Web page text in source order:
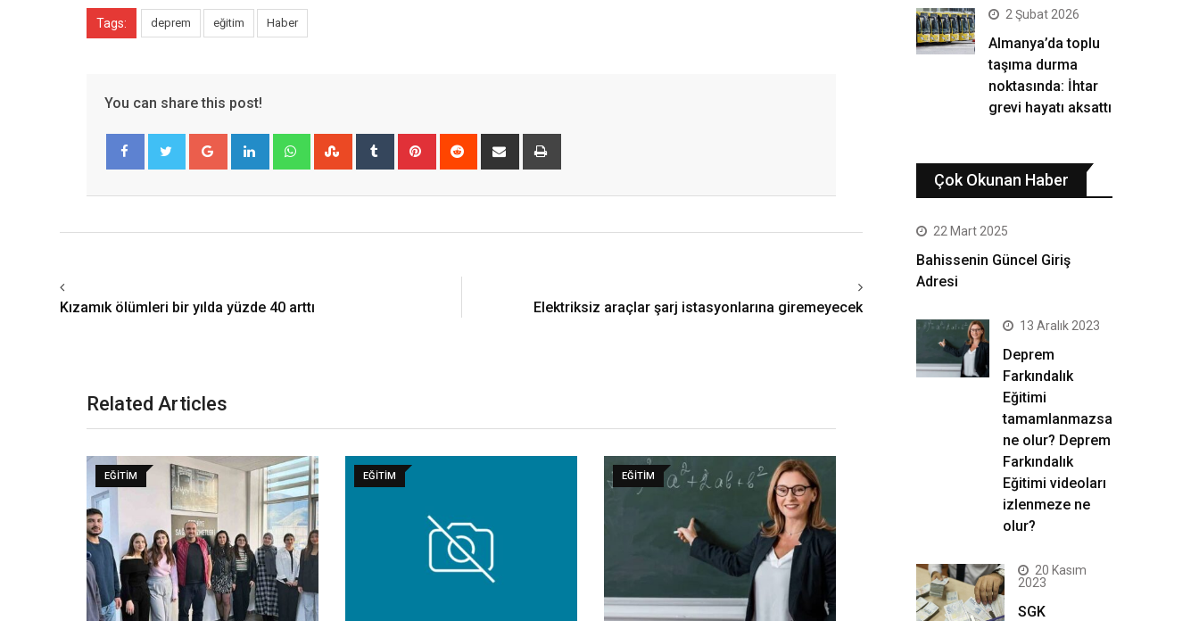
Tags: deprem eğitim Haber
You can share this post!
Google+ LinkedIn WhatsappStumbleUpon
Tumblr Pinterest Reddit
Share
Kızamık ölümleri bir yılda yüzde 40 arttı Elektriksiz araçlar şarj istasyonlarına giremeyecek
Related Articles
EĞITIM EĞITIM EĞITIM
2 Şubat 2026
Almanya’da toplu
taşıma durma
noktasında: İhtar
grevi hayatı aksattı
Çok Okunan Haber
22 Mart 2025
Bahissenin Güncel Giriş
Adresi
13 Aralık 2023
Deprem
Farkındalık
Eğitimi
tamamlanmazsa
ne olur? Deprem
Farkındalık
Eğitimi videoları
izlenmeze ne
olur?
20 Kasım
2023
SGK